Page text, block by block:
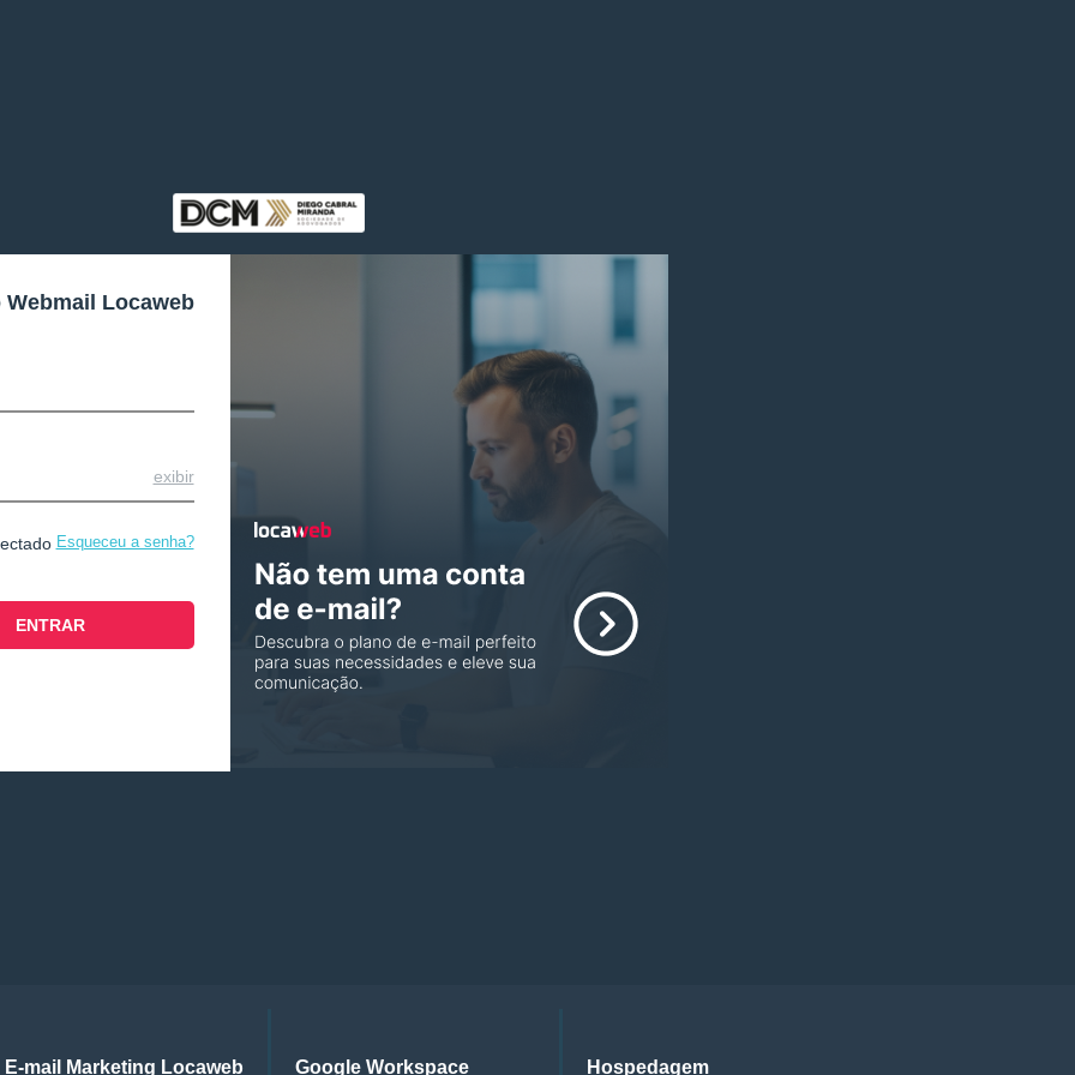
Webmail Locaweb
exibir
Esqueceu a senha?
E-mail Marketing Locaweb Google Workspace Hospedagem